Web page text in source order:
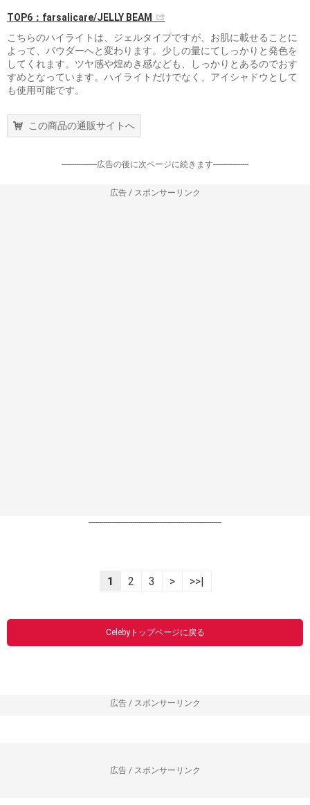
TOP6：farsalicare/JELLY BEAM
こちらのハイライトは、ジェルタイプですが、お肌に載せることに
よって、パウダーへと変わります。少しの量にてしっかりと発色を
してくれます。ツヤ感や煌めき感なども、しっかりとあるのでおす
すめとなっています。ハイライトだけでなく、アイシャドウとして
も使用可能です。
この商品の通販サイトへ
-----------------広告の後に次ページに続きます-----------------
広告 / スポンサーリンク
----------------------------------------------------------------
1 2 3 > >>|
Celebyトップページに戻る
広告 / スポンサーリンク
広告 / スポンサーリンク